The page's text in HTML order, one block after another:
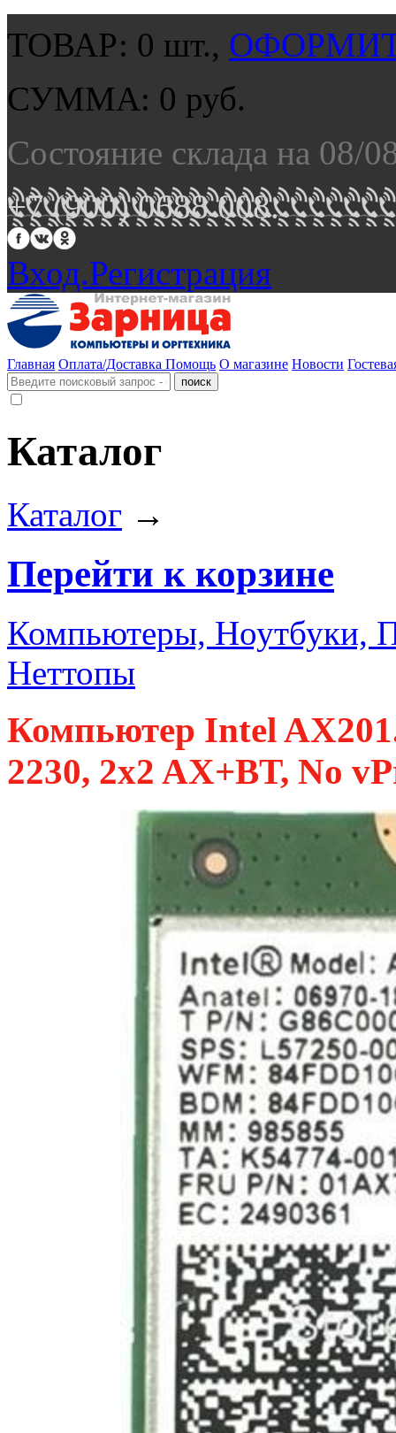
ТОВАР: 0 шт.,
СУММА: 0 руб.
Состояние склада на 08/
+7 (900) 0688 008.
Вход.Регистрация
Главная Оплата/Доставка Помощь О магазине Новости
Каталог
Каталог →
Перейти к корзине
Компьютеры, Ноутбуки,
Неттопы
Компьютер Intel
2230, 2x2 AX+BT, No